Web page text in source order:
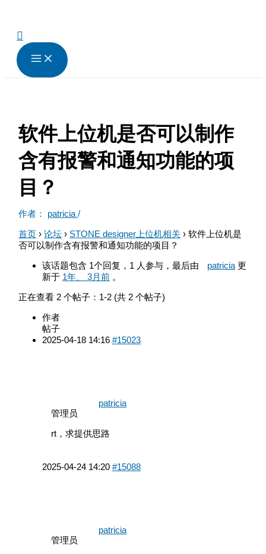
搜
索
软件上位机是否可以制作
含有报警和通知功能的项
目？
作者： patricia/
首页 › 论坛 › STONE designer上位机相关 › 软件上位机是
否可以制作含有报警和通知功能的项目？
该话题包含 1个回复，1 人参与，最后由
patricia 更
新于 1年、 3月前 。
正在查看 2 个帖子：1-2 (共 2 个帖子)
作者
帖子
2025-04-18 14:16 #15023
patricia
管理员
rt，求提供思路
2025-04-24 14:20 #15088
patricia
管理员